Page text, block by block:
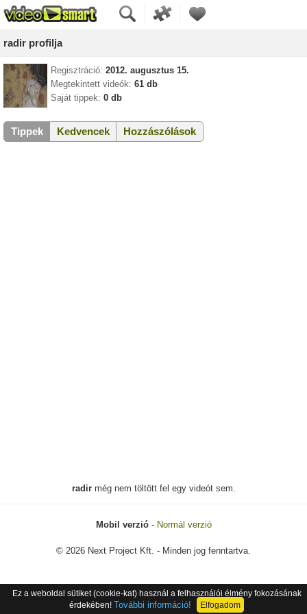
radir profilja
Regisztráció: 2012. augusztus 15.
Megtekintett videók: 61 db
Saját tippek: 0 db
Tippek Kedvencek Hozzászólások
radirmég nem töltött fel egy videót sem.
Mobil verzió- Normál verzió
© 2026 Next Project Kft. - Minden jog fenntartva.
Ez a weboldal sütiket (cookie-kat) használ a felhasználói élmény fokozásának
érdekében! További információ! Elfogadom